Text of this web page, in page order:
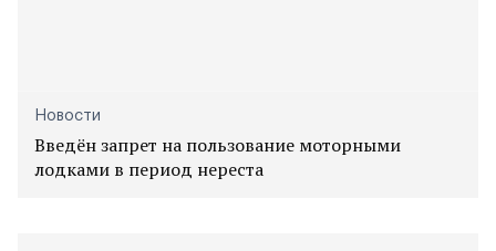
Новости
Введён запрет на пользование моторными
лодками в период нереста